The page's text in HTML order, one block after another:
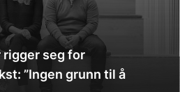
seg for
”Ingen grunn til å